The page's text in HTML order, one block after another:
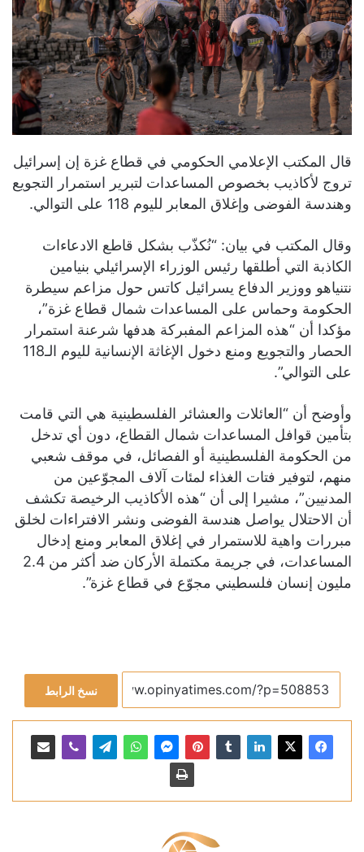
قال المكتب الإعلامي الحكومي في قطاع غزة إن إسرائيل
تروج لأكاذيب بخصوص المساعدات لتبرير استمرار التجويع
وهندسة الفوضى وإغلاق المعابر لليوم 118 على التوالي.
وقال المكتب في بيان: “نُكذّب بشكل قاطع الادعاءات
الكاذبة التي أطلقها رئيس الوزراء الإسرائيلي بنيامين
نتنياهو ووزير الدفاع يسرائيل كاتس حول مزاعم سيطرة
الحكومة وحماس على المساعدات شمال قطاع غزة”،
مؤكدا أن “هذه المزاعم المفبركة هدفها شرعنة استمرار
الحصار والتجويع ومنع دخول الإغاثة الإنسانية لليوم الـ118
على التوالي”.
وأوضح أن “العائلات والعشائر الفلسطينية هي التي قامت
بتأمين قوافل المساعدات شمال القطاع، دون أي تدخل
من الحكومة الفلسطينية أو الفصائل، في موقف شعبي
منهم، لتوفير فتات الغذاء لمئات آلاف المجوّعين من
المدنيين”، مشيرا إلى أن “هذه الأكاذيب الرخيصة تكشف
أن الاحتلال يواصل هندسة الفوضى ونشر الافتراءات لخلق
مبررات واهية للاستمرار في إغلاق المعابر ومنع إدخال
المساعدات، في جريمة مكتملة الأركان ضد أكثر من 2.4
مليون إنسان فلسطيني مجوّع في قطاع غزة”.
نسخ الرابط